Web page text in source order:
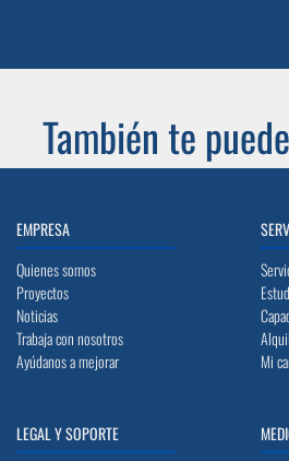
También te
EMPRESA
Quienes somos
Proyectos
Noticias
Trabaja con nosotros
Ayúdanos a mejorar
Mi
LEGAL Y SOPORTE